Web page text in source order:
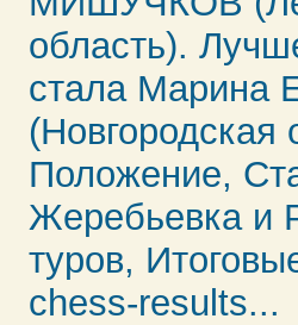
область).
стала
(Новгородская
Положение,
Жеребьевка и
туров,
chess-results...